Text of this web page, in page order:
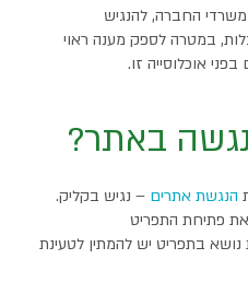
החברה, להנגיש
במטרה לספק מענה ראוי
אוכלוסייה זו.
באתר?
הנגשת אתרים – נגיש בקליק.
פתיחת התפריט
בתפריט יש להמתין לטעינת